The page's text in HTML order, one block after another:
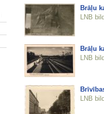
Brāļu
LNB
Brāļu
LNB
LNB